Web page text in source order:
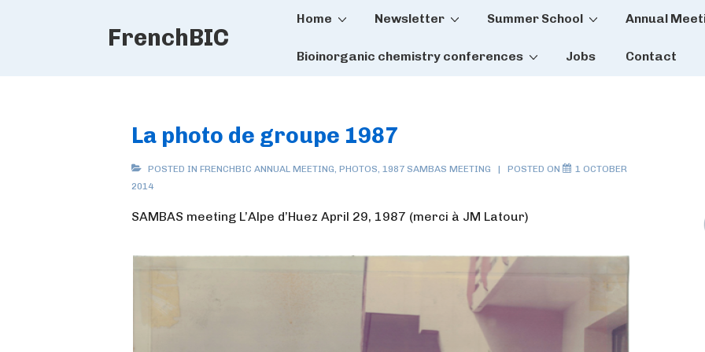
FrenchBIC
Main
Home Newsletter Summer School Annual
Bioinorganic chemistry conferences Jobs Contact
La photo de groupe 1987
POSTED IN FRENCHBIC ANNUAL MEETING, PHOTOS, 1987 SAMBAS MEETING POSTED ON
1 OCTOBER
2014
SAMBAS meeting L’Alpe d’Huez April 29, 1987 (merci à JM Latour)